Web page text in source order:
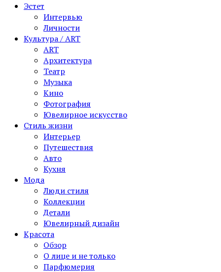
Эстет
Интервью
Личности
Культура / ART
ART
Архитектура
Театр
Музыка
Кино
Фотография
Ювелирное искусство
Стиль жизни
Интерьер
Путешествия
Авто
Кухня
Мода
Люди стиля
Коллекции
Детали
Ювелирный дизайн
Красота
Обзор
О лице и не только
Парфюмерия